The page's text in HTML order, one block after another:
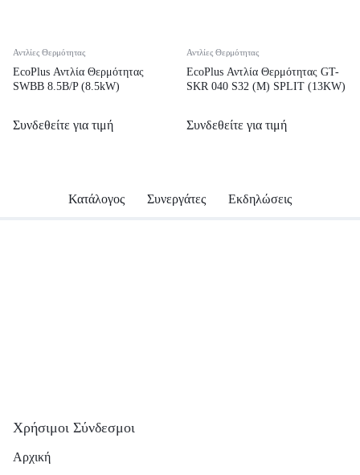
Αντλίες Θερμότητας
EcoPlus Αντλία Θερμότητας
SWBB 8.5B/P (8.5kW)
Συνδεθείτε για τιμή
Αντλίες Θερμότητας
EcoPlus Αντλία Θερμότητας GT-
SKR 040 S32 (M) SPLIT (13KW)
Συνδεθείτε για τιμή
Κατάλογος Συνεργάτες Εκδηλώσεις
Χρήσιμοι Σύνδεσμοι
Αρχική